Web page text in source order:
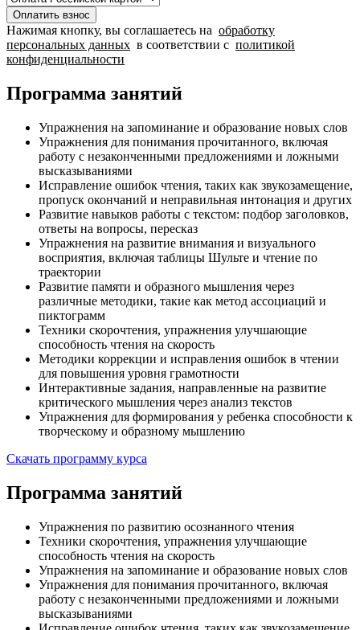
Оплатить взнос
Нажимая кнопку, вы соглашаетесь на обработку
персональных данных в соответствии с политикой
конфиденциальности
Программа занятий
Упражнения на запоминание и образование новых слов
Упражнения для понимания прочитанного, включая
работу с незаконченными предложениями и ложными
высказываниями
Исправление ошибок чтения, таких как звукозамещение,
пропуск окончаний и неправильная интонация и других
Развитие навыков работы с текстом: подбор заголовков,
ответы на вопросы, пересказ
Упражнения на развитие внимания и визуального
восприятия, включая таблицы Шульте и чтение по
траектории
Развитие памяти и образного мышления через
различные методики, такие как метод ассоциаций и
пиктограмм
Техники скорочтения, упражнения улучшающие
способность чтения на скорость
Методики коррекции и исправления ошибок в чтении
для повышения уровня грамотности
Интерактивные задания, направленные на развитие
критического мышления через анализ текстов
Упражнения для формирования у ребенка способности к
творческому и образному мышлению
Скачать программу курса
Программа занятий
Упражнения по развитию осознанного чтения
Техники скорочтения, упражнения улучшающие
способность чтения на скорость
Упражнения на запоминание и образование новых слов
Упражнения для понимания прочитанного, включая
работу с незаконченными предложениями и ложными
высказываниями